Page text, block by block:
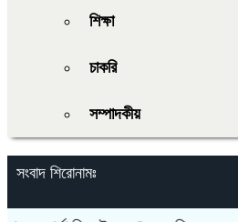
শিক্ষা
চাকরি
সম্পাদকীয়
সংবাদ শিরোনামঃ